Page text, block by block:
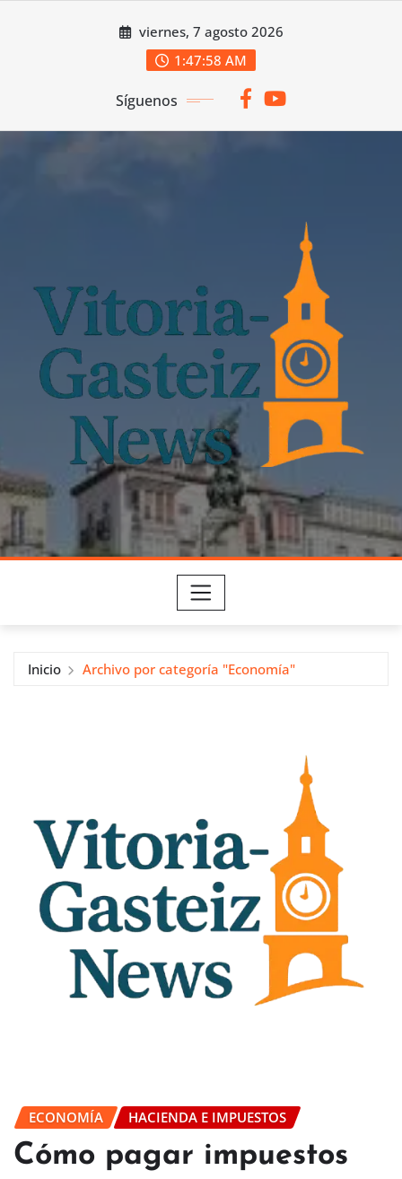
viernes, 7 agosto 2026
1:47:59 AM
Síguenos
Inicio Archivo por categoría "Economía"
ECONOMÍA HACIENDA E IMPUESTOS
Cómo pagar impuestos